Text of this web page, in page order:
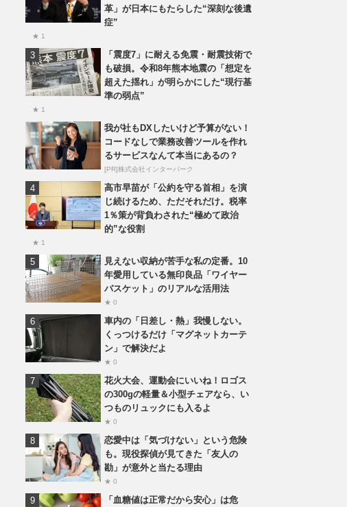
革」が日本にもたらした“深刻な後遺
症”
★ 1
「震度7」に耐える免震・耐震技術で
も破損。令和8年熊本地震の「想定を
超えた揺れ」が明らかにした“現行基
準の弱点”
★ 1
我が社もDXしたいけど予算がない！
コードなしで業務改善ツールを作れ
るサービスなんて本当にあるの？
[PR]株式会社インターパーク
高市早苗が「公約を守る首相」を演
じ続けるため、ただそれだけ。税率
1％策が背負わされた“極めて政治
的”な役割
★ 1
見えない収納が苦手な私の定番。10
年愛用している無印良品「ワイヤー
バスケット」のリアルな活用法
★ 0
車内の「日差し・熱」我慢しない。
くっつけるだけ「マグネットカーテ
ン」で解決だよ
★ 0
花火大会、運動会にいいね！ロゴス
の300gの軽量＆小型チェアなら、い
つものリュックにも入るよ
★ 0
恋愛中は「気づけない」という危険
も。現役探偵が見てきた「友人の
勘」が意外と当たる理由
★ 0
「血糖値は正常だから安心」は危